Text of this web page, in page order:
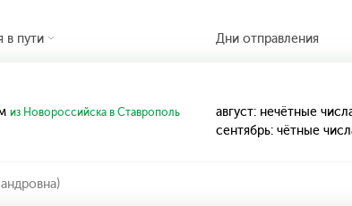
в пути Дни отправления
из Новороссийска в Ставрополь
август: нечётные
сентябрь: чётные